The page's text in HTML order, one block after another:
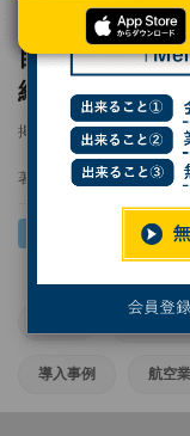
目指すはオン
組むクラウド
掲載日 2024/04/23
著者： 山田井ユウキ
導入事例 航空